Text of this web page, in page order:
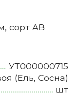
сорт АВ
УТ000000715
(Ель, Сосна)
шт